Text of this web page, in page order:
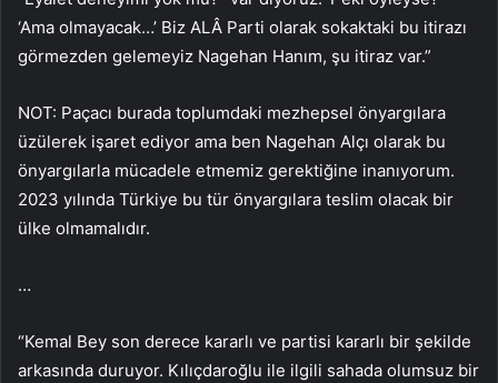
‘Ama olmayacak…’ Biz ALÂ Parti olarak sokaktaki bu itirazı
görmezden gelemeyiz Nagehan Hanım, şu itiraz var.”
NOT: Paçacı burada toplumdaki mezhepsel önyargılara
üzülerek işaret ediyor ama ben Nagehan Alçı olarak bu
önyargılarla mücadele etmemiz gerektiğine inanıyorum.
2023 yılında Türkiye bu tür önyargılara teslim olacak bir
ülke olmamalıdır.
…
“Kemal Bey son derece kararlı ve partisi kararlı bir şekilde
arkasında duruyor. Kılıçdaroğlu ile ilgili sahada olumsuz bir